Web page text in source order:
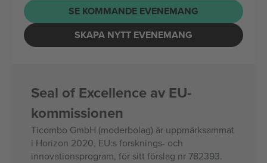
SE KOMMANDE EVENEMANG
SKAPA NYTT EVENEMANG
Seal of Excellence av EU-
kommissionen
Ticombo GmbH (moderbolag) är uppmärksammat
i Horizon 2020, EU:s forsknings- och
innovationsprogram, för sitt förslag nr 782393.